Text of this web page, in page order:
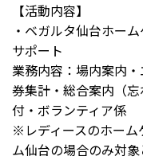
【活動内容】
・ベガルタ仙台ホー
サポート
業務内容：場内案内
券集計・総合案内（
付・ボランティア係
※レディースのホーム
ム仙台の場合のみ対象